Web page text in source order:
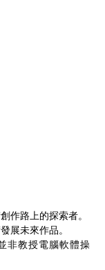
作路上的探索者。
展未來作品。
非教授電腦軟體操